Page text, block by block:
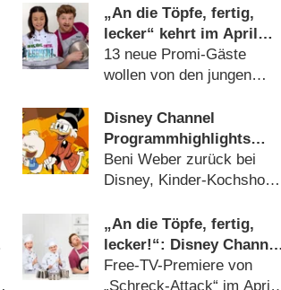
„An die Töpfe, fertig,
lecker“ kehrt im April
zum Disney Channel
zurück
13 neue Promi-Gäste
wollen von den jungen
werden (17.03.2020
Disney Channel
Programmhighlights
2018/​19: „DuckTales“-
Neuauflage und Micky-
Beni Weber zurück bei
Disney, Kinder-Kochshow
„An die Töpfe, fertig,
lecker!“: Disney Channel
startet Kochshow mit
Kindern und Promis
Free-TV-Premiere von
„Schreck-Attack“ im April